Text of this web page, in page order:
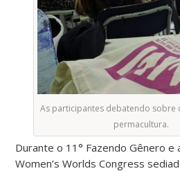
As participantes debatendo sobre
permacultura.
Durante o 11° Fazendo Gênero e
Women’s Worlds Congress